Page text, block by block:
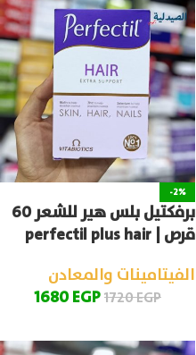
-2%
برفكتيل بلس هير للشعر 60
قرص | perfectil plus hair
الفيتامينات والمعادن
1720EGP
1680EGP